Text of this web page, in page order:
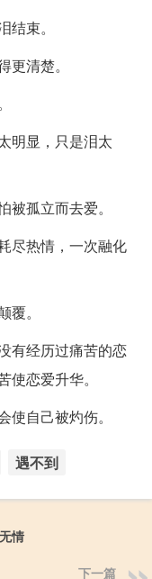
束。
清楚。
明显，只是泪太
孤立而去爱。
尽热情，一次融化
。
有经历过痛苦的恋
恋爱升华。
自己被灼伤。
遇不到
情
下一篇